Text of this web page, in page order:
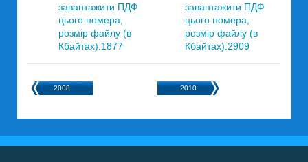
завантажити ПДФ
цього номера,
розмір файлу (в
Кбайтах):1877
завантажити ПДФ
цього номера,
розмір файлу (в
Кбайтах):2909
2008 2010